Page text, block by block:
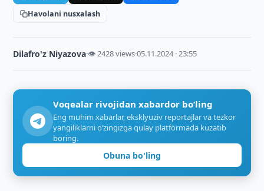
Havolani nusxalash
Dilafro'z Niyazova·👁 2428 views·05.11.2024 · 23:55
Voqealar rivojidan xabardor bo‘ling
Eng muhim xabarlar, eksklyuziv reportajlar va tezkor
yangiliklarni o‘zingizga qulay platformada kuzatib
boring.
Obuna bo'ling